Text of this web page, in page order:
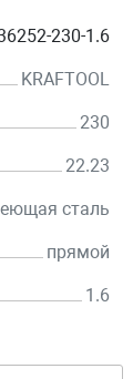
230-1.6
KRAFTOOL
230
22.23
сталь
прямой
1.6